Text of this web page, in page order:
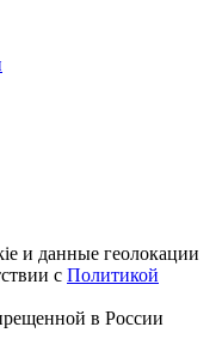
и данные геолокации
с Политикой
в России